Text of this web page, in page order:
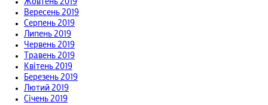
Жовтень 2019
Вересень 2019
Серпень 2019
Липень 2019
Червень 2019
Травень 2019
Квітень 2019
Березень 2019
Лютий 2019
Січень 2019